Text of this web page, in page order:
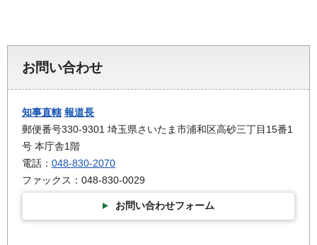
お問い合わせ
知事直轄 報道長
郵便番号330-9301 埼玉県さいたま市浦和区高砂三丁目15番1
号 本庁舎1階
電話： 048-830-2070
ファックス：048-830-0029
お問い合わせフォーム